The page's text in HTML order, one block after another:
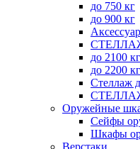
до 750 кг
до 900 кг
до 2100
до 2200
Стеллаж
Оружейные
Сейфы
Шкафы
Верстаки